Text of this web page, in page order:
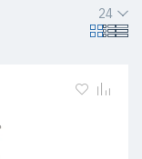
24